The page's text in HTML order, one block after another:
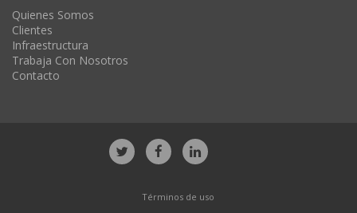
Quienes Somos
Clientes
Infraestructura
Trabaja Con Nosotros
Contacto
Términos de uso